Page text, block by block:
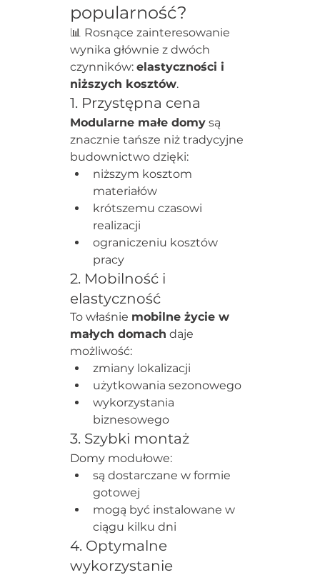
popularność?
📊 Rosnące zainteresowanie
wynika głównie z dwóch
czynników: elastyczności i
niższych kosztów.
1. Przystępna cena
Modularne małe domy są
znacznie tańsze niż tradycyjne
budownictwo dzięki:
niższym kosztom
materiałów
krótszemu czasowi
realizacji
ograniczeniu kosztów
pracy
2. Mobilność i
elastyczność
To właśnie mobilne życie w
małych domach daje
możliwość:
zmiany lokalizacji
użytkowania sezonowego
wykorzystania
biznesowego
3. Szybki montaż
Domy modułowe:
są dostarczane w formie
gotowej
mogą być instalowane w
ciągu kilku dni
4. Optymalne
wykorzystanie